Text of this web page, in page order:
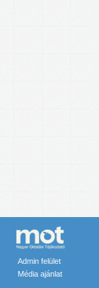
Admin felület
Média ajánlat